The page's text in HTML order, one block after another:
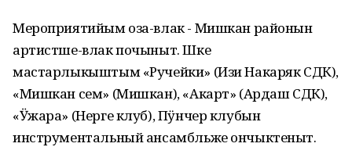
Мероприятийым оза-влак - Мишкан районын
артистше-влак почыныт. Шке
мастарлыкыштым «Ручейки» (Изи Накаряк СДК),
«Мишкан сем» (Мишкан), «Акарт» (Ардаш СДК),
«Ӱжара» (Нерге клуб), Пӱнчер клубын
инструментальный ансамбльже ончыктеныт.